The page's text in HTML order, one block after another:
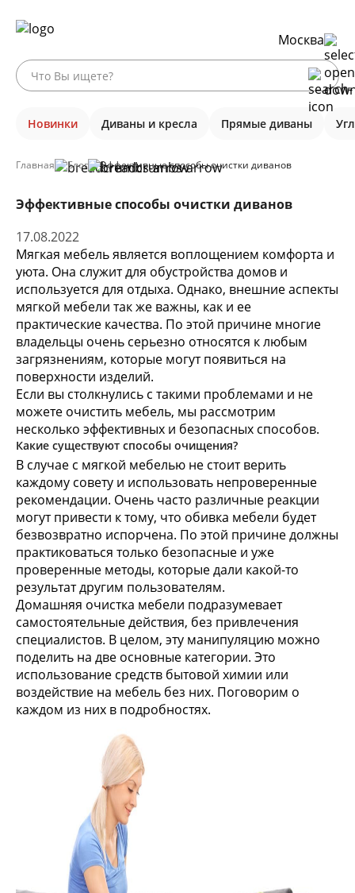
Москва
Новинки Диваны и кресла Прямые диваны
Главная Блог Эффективные способы очистки диванов
Эффективные способы очистки диванов
17.08.2022
Мягкая мебель является воплощением комфорта и
уюта. Она служит для обустройства домов и
используется для отдыха. Однако, внешние аспекты
мягкой мебели так же важны, как и ее
практические качества. По этой причине многие
владельцы очень серьезно относятся к любым
загрязнениям, которые могут появиться на
поверхности изделий.
Если вы столкнулись с такими проблемами и не
можете очистить мебель, мы рассмотрим
несколько эффективных и безопасных способов.
Какие существуют способы очищения?
В случае с мягкой мебелью не стоит верить
каждому совету и использовать непроверенные
рекомендации. Очень часто различные реакции
могут привести к тому, что обивка мебели будет
безвозвратно испорчена. По этой причине должны
практиковаться только безопасные и уже
проверенные методы, которые дали какой-то
результат другим пользователям.
Домашняя очистка мебели подразумевает
самостоятельные действия, без привлечения
специалистов. В целом, эту манипуляцию можно
поделить на две основные категории. Это
использование средств бытовой химии или
воздействие на мебель без них. Поговорим о
каждом из них в подробностях.